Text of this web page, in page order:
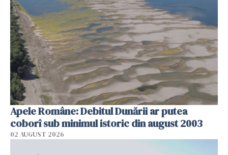
Apele Române: Debitul Dunării ar putea
coborî sub minimul istoric din august 2003
02 AUGUST 2026